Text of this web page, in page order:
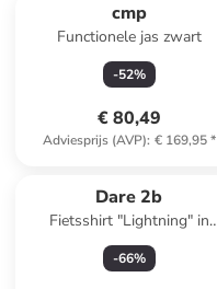
cmp
Functionele jas zwart
-52%
€ 80,49
Adviesprijs (AVP): € 169,95*
Dare 2b
Fietsshirt "Lightning" in
Terrakotta
-66%